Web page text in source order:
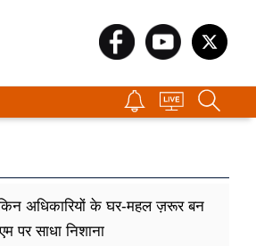
अधिकारियों के घर-महल ज़रूर बन
पर साधा​ निशाना